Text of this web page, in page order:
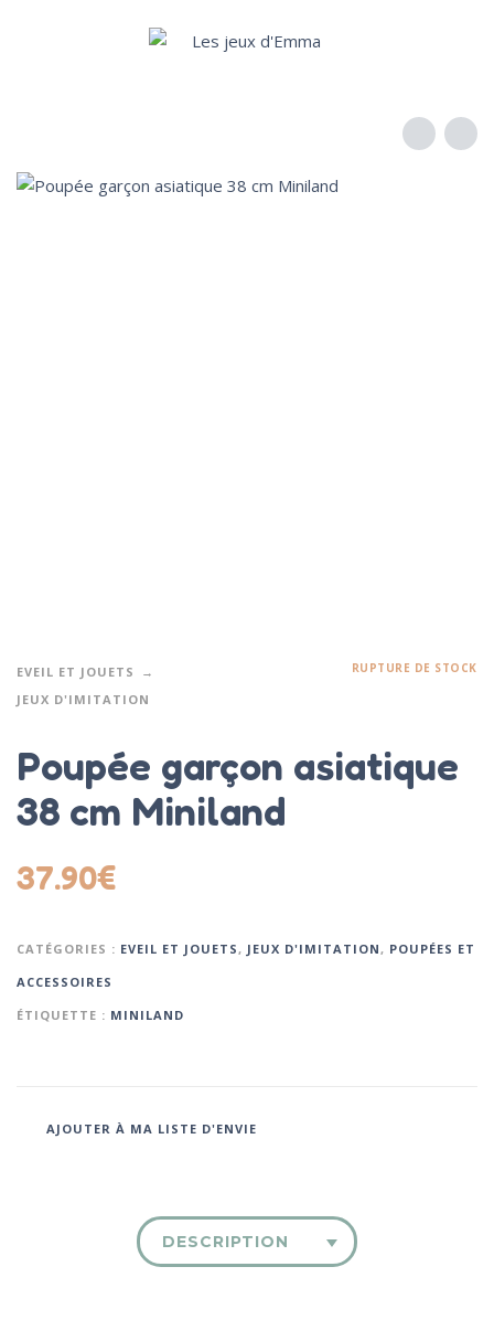
EVEIL ET JOUETS
JEUX D'IMITATION
RUPTURE DE STOCK
Poupée garçon asiatique
38 cm Miniland
37.90€
CATÉGORIES : EVEIL ET JOUETS, JEUX D'IMITATION, POUPÉES ET
ACCESSOIRES
ÉTIQUETTE : MINILAND
AJOUTER À MA LISTE D'ENVIE
DESCRIPTION